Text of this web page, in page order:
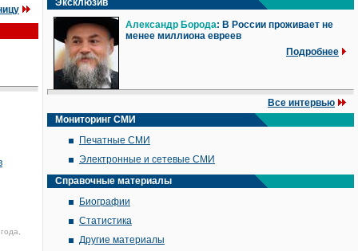
Эксклюзив
Александр Борода: В России проживает не
менее миллиона евреев
Подробнее
Все интервью
Мониторинг СМИ
Печатные СМИ
Электронные и сетевые СМИ
Справочные материалы
Биографии
Статистика
Другие материалы